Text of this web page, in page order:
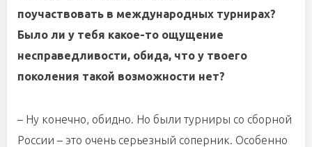
поучаствовать в международных турнирах?
Было ли у тебя какое-то ощущение
несправедливости, обида, что у твоего
поколения такой возможности нет?
– Ну конечно, обидно. Но были турниры со сборной
России – это очень серьезный соперник. Особенно